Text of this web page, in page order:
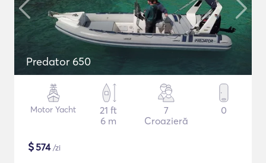
Predator 650
Motor Yacht
21 ft
6 m
7
Croazieră
0
$574/zi